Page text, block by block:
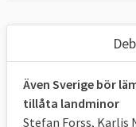
företag och
Lavaldomen.
Även Sverige bör
tillåta landminor
Stefan Forss, Karlis